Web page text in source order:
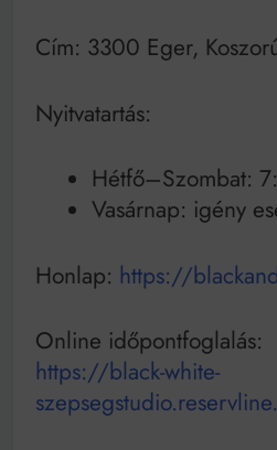
Cím: 3300 Eger,
Nyitvatartás:
Hétfő–Szombat:
Vasárnap: igény
Honlap: https://
Online időpontfoglalás:
https://black-white-